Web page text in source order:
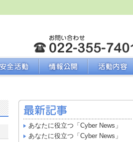
あなたに役立つ「Cyber News」
あなたに役立つ「Cyber News」